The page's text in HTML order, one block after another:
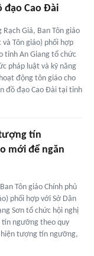
đạo Cao Đài
Giá, Ban Tôn giáo
và Tôn giáo) phối hợp
tỉnh An Giang tổ chức
pháp luật và kỹ năng
động tôn giáo cho
đồ đạo Cao Đài tại tỉnh
tín
mới để ngăn
Tôn giáo Chính phủ
phối hợp với Sở Dân
Sơn tổ chức hội nghị
ngưỡng theo quy
tượng tín ngưỡng,